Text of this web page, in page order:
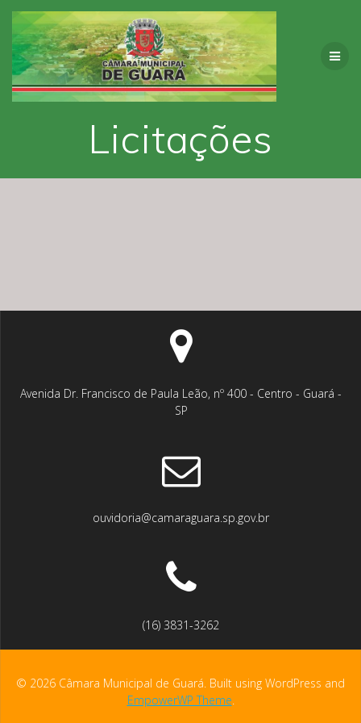
Licitações
Avenida Dr. Francisco de Paula Leão, nº 400 - Centro - Guará -
SP
ouvidoria@camaraguara.sp.gov.br
(16) 3831-3262
© 2026 Câmara Municipal de Guará. Built using WordPress and
EmpowerWP Theme.